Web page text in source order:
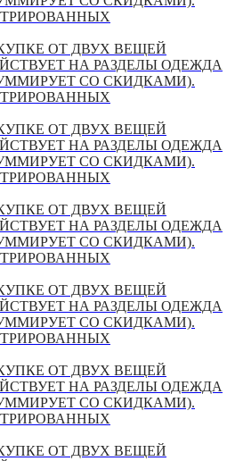
ОТ ДВУХ ВЕЩЕЙ
НА РАЗДЕЛЫ ОДЕЖДА
СО СКИДКАМИ).
ОТ ДВУХ ВЕЩЕЙ
НА РАЗДЕЛЫ ОДЕЖДА
СО СКИДКАМИ).
ОТ ДВУХ ВЕЩЕЙ
НА РАЗДЕЛЫ ОДЕЖДА
СО СКИДКАМИ).
ОТ ДВУХ ВЕЩЕЙ
НА РАЗДЕЛЫ ОДЕЖДА
СО СКИДКАМИ).
ОТ ДВУХ ВЕЩЕЙ
НА РАЗДЕЛЫ ОДЕЖДА
СО СКИДКАМИ).
ОТ ДВУХ ВЕЩЕЙ